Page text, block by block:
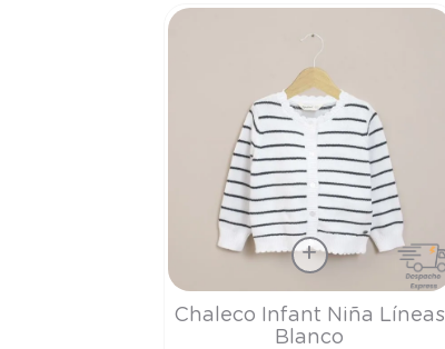
Talla
Chaleco Infant Niña Líneas
Blanco